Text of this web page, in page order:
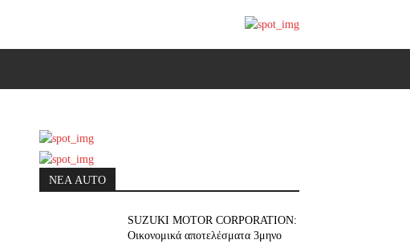
ΝΕΑ AUTO
SUZUKI MOTOR CORPORATION:
Οικονομικά αποτελέσματα 3μηνο